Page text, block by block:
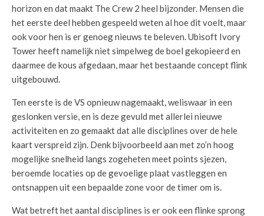
horizon en dat maakt The Crew 2 heel bijzonder. Mensen die
het eerste deel hebben gespeeld weten al hoe dit voelt, maar
ook voor hen is er genoeg nieuws te beleven. Ubisoft Ivory
Tower heeft namelijk niet simpelweg de boel gekopieerd en
daarmee de kous afgedaan, maar het bestaande concept flink
uitgebouwd.
Ten eerste is de VS opnieuw nagemaakt, weliswaar in een
geslonken versie, en is deze gevuld met allerlei nieuwe
activiteiten en zo gemaakt dat alle disciplines over de hele
kaart verspreid zijn. Denk bijvoorbeeld aan met zo’n hoog
mogelijke snelheid langs zogeheten meet points sjezen,
beroemde locaties op de gevoelige plaat vastleggen en
ontsnappen uit een bepaalde zone voor de timer om is.
Wat betreft het aantal disciplines is er ook een flinke sprong